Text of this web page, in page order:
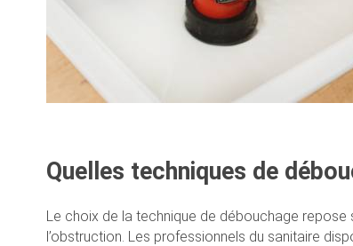
Quelles techniques de
Le choix de la technique de débouchage
l’obstruction. Les professionnels du sanitaire